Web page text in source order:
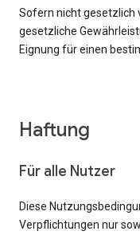
Sofern nicht gesetzlich
gesetzliche
Eignung für einen
Haftung
Für alle Nutzer
Diese
Verpflichtungen nur